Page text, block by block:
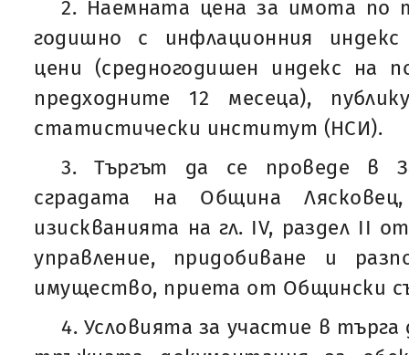
2. Наемната цена за имота по
годишно с инфлационния
цени (средногодишен индекс на
предходните 12 месеца),
статистически институт (НСИ).
3. Търгът да се проведе в
сградата на Община
изискванията на гл. IV, раздел II
управление, придобиване и
имущество, приета от Общински
4. Условията за участие в